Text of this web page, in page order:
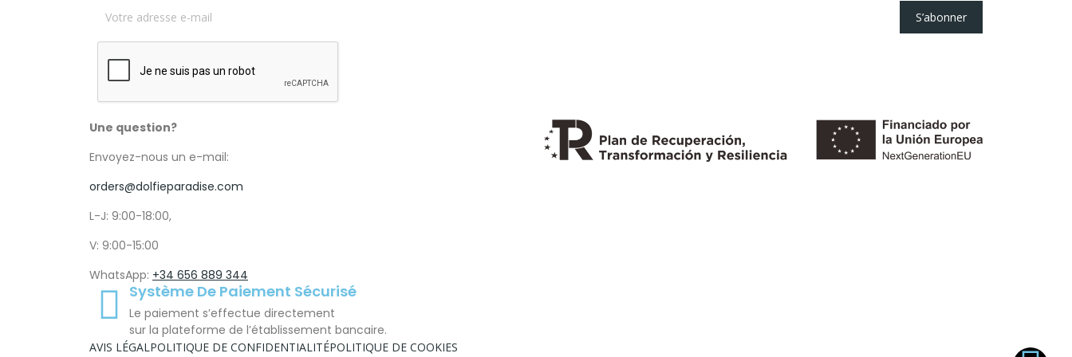
S’abonner
Une question?
Envoyez-nous un e-mail:
orders@dolfieparadise.com
L-J: 9:00-18:00,
V: 9:00-15:00
WhatsApp: +34 656 889 344
Système De Paiement Sécurisé
Le paiement s’effectue directement
sur la plateforme de l’établissement bancaire.
AVIS LÉGALPOLITIQUE DE CONFIDENTIALITÉPOLITIQUE DE COOKIES